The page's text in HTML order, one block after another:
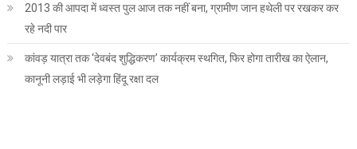
2013 की आपदा में ध्वस्त पुल आज तक नहीं बना, ग्रामीण जान हथेली पर रखकर कर
रहे नदी पार
कांवड़ यात्रा तक ‘देवबंद शुद्धिकरण’ कार्यक्रम स्थगित, फिर होगा तारीख का ऐलान,
कानूनी लड़ाई भी लड़ेगा हिंदू रक्षा दल